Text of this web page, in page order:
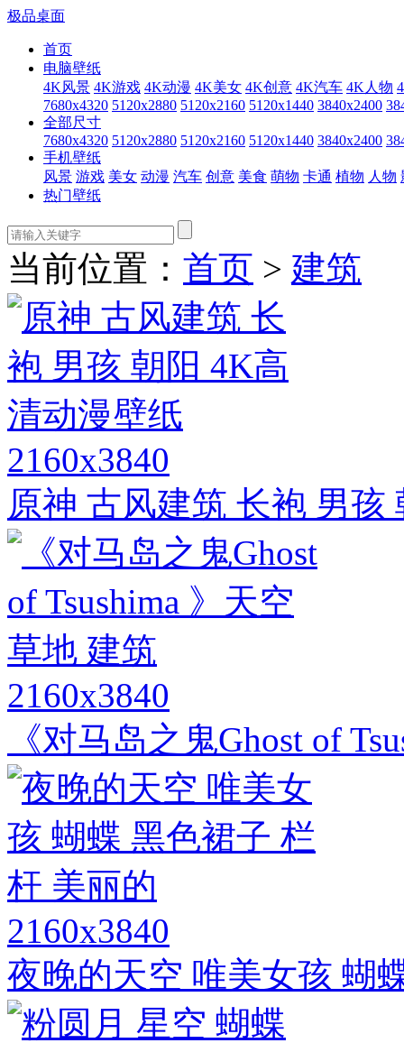
极品桌面
首页
电脑壁纸
4K风景 4K游戏 4K动漫 4K美女 4K创意 4K汽车 4K人物
7680x4320 5120x2880 5120x2160 5120x1440 3840x2400
全部尺寸
7680x4320 5120x2880 5120x2160 5120x1440 3840x2400
手机壁纸
风景 游戏 美女 动漫 汽车 创意 美食 萌物 卡通 植物 人物
热门壁纸
当前位置： 首页 > 建筑
2160x3840
原神 古风建筑 长袍 男孩
2160x3840
《对马岛之鬼Ghost of
2160x3840
夜晚的天空 唯美女孩 蝴